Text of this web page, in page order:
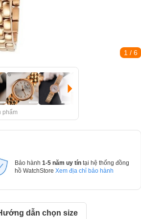
1 / 6
phẩm
Bảo hành 1-5 năm uy tín tại hệ thống đồng
hồ WatchStore Xem địa chỉ bảo hành
dẫn chọn size